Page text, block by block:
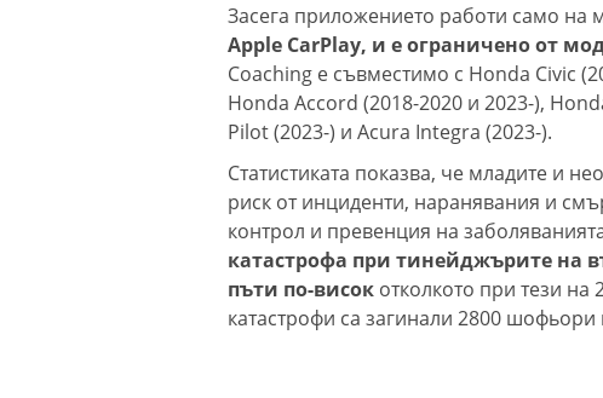
Засега приложението работи само на
Apple CarPlay, и е ограничено от
Coaching е съвместимо с Honda Civic
Honda Accord (2018-2020 и 2023-),
Pilot (2023-) и Acura Integra (2023-).
Статистиката показва, че младите и
риск от инциденти, наранявания и
контрол и превенция на
катастрофа при тинейджърите на
пъти по-висок отколкото при тези
катастрофи са загинали 2800 шофьори